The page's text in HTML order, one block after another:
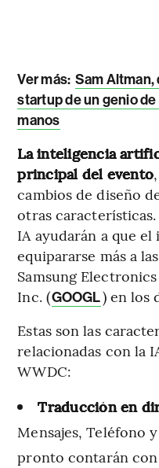
Ver más: Sam Altman,
startup de un genio
manos
La inteligencia
principal del evento
cambios de diseño
otras
IA ayudarán a que
equipararse más a
Samsung
Inc. (GOOGL) en los
Estas son las
relacionadas con la
WWDC:
Traducción en
Mensajes, Teléfono
pronto contarán